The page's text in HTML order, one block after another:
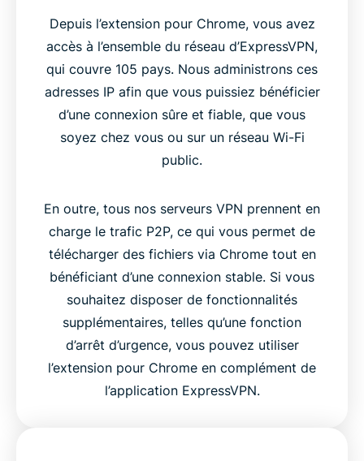
Depuis l’extension pour Chrome, vous avez
accès à l’ensemble du réseau d’ExpressVPN,
qui couvre 105 pays. Nous administrons ces
adresses IP afin que vous puissiez bénéficier
d’une connexion sûre et fiable, que vous
soyez chez vous ou sur un réseau Wi-Fi
public.
En outre, tous nos serveurs VPN prennent en
charge le trafic P2P, ce qui vous permet de
télécharger des fichiers via Chrome tout en
bénéficiant d’une connexion stable. Si vous
souhaitez disposer de fonctionnalités
supplémentaires, telles qu’une fonction
d’arrêt d’urgence, vous pouvez utiliser
l’extension pour Chrome en complément de
l’application ExpressVPN.